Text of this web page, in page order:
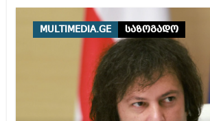
MULTIMEDIA.GE საზოგადო